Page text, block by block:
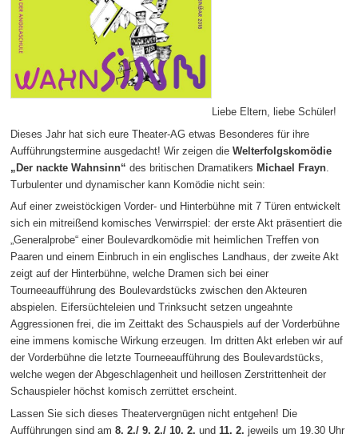
Liebe Eltern, liebe Schüler!
Dieses Jahr hat sich eure Theater-AG etwas Besonderes für ihre
Aufführungstermine ausgedacht! Wir zeigen dieWelterfolgskomödie
„Der nackte Wahnsinn“ des britischen Dramatikers Michael Frayn
Turbulenter und dynamischer kann Komödie nicht sein:
Auf einer zweistöckigen Vorder- und Hinterbühne mit 7 Türen entwickelt
sich ein mitreißend komisches Verwirrspiel: der erste Akt präsentiert die
„Generalprobe“ einer Boulevardkomödie mit heimlichen Treffen von
Paaren und einem Einbruch in ein englisches Landhaus, der zweite Akt
zeigt auf der Hinterbühne, welche Dramen sich bei einer
Tourneeaufführung des Boulevardstücks zwischen den Akteuren
abspielen. Eifersüchteleien und Trinksucht setzen ungeahnte
Aggressionen frei, die im Zeittakt des Schauspiels auf der Vorderbühne
eine immens komische Wirkung erzeugen. Im dritten Akt erleben wir auf
der Vorderbühne die letzte Tourneeaufführung des Boulevardstücks,
welche wegen der Abgeschlagenheit und heillosen Zerstrittenheit der
Schauspieler höchst komisch zerrüttet erscheint.
Lassen Sie sich dieses Theatervergnügen nicht entgehen! Die
Aufführungen sind am8. 2./ 9. 2./ 10. 2. und 11. 2. jeweils um 19.30 Uhr